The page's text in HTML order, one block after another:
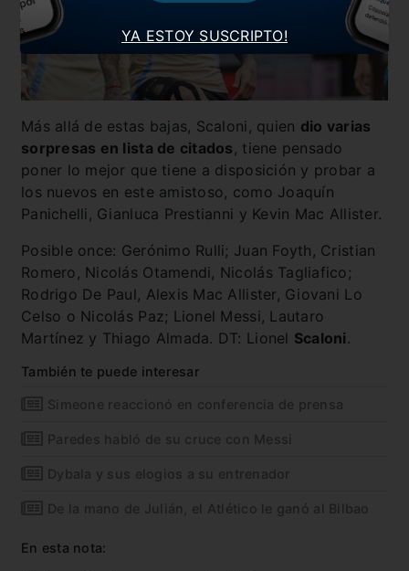
Más allá de estas bajas, Scaloni, quien dio varias
sorpresas en lista de citados , tiene pensado
poner lo mejor que tiene a disposición y probar a
los nuevos en este amistoso, como Joaquín
Panichelli, Gianluca Prestianni y Kevin Mac Allister.
Posible once: Gerónimo Rulli; Juan Foyth, Cristian
Romero, Nicolás Otamendi, Nicolás Tagliafico;
Rodrigo De Paul, Alexis Mac Allister, Giovani Lo
Celso o Nicolás Paz; Lionel Messi, Lautaro
Martínez y Thiago Almada. DT: Lionel Scaloni.
También te puede interesar
Simeone reaccionó en conferencia de prensa
Paredes habló de su cruce con Messi
Dybala y sus elogios a su entrenador
De la mano de Julián, el Atlético le ganó al Bilbao
En esta nota:
YA ESTOY SUSCRIPTO!